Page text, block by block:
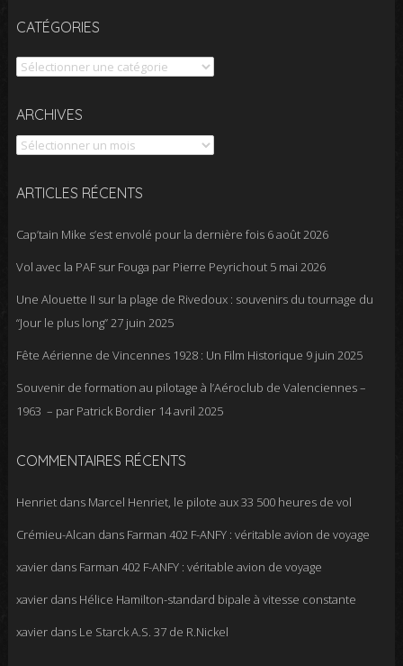
CATÉGORIES
Catégories
ARCHIVES
Archives
ARTICLES RÉCENTS
Cap’tain Mike s’est envolé pour la dernière fois 6 août 2026
Vol avec la PAF sur Fouga par Pierre Peyrichout 5 mai 2026
Une Alouette II sur la plage de Rivedoux : souvenirs du tournage du
“Jour le plus long”27 juin 2025
Fête Aérienne de Vincennes 1928 : Un Film Historique 9 juin 2025
Souvenir de formation au pilotage à l’Aéroclub de Valenciennes –
1963 – par Patrick Bordier 14 avril 2025
COMMENTAIRES RÉCENTS
Henrietdans Marcel Henriet, le pilote aux 33 500 heures de vol
Crémieu-Alcan dans Farman 402 F-ANFY : véritable avion de voyage
xavierdans Farman 402 F-ANFY : véritable avion de voyage
xavierdans Hélice Hamilton-standard bipale à vitesse constante
xavierdans Le Starck A.S. 37 de R.Nickel